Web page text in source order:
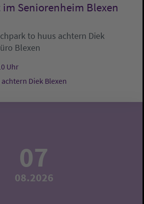
Seniorenheim Blexen
to huus achtern Diek
Blexen
Uhr
Diek Blexen
07
08.2026